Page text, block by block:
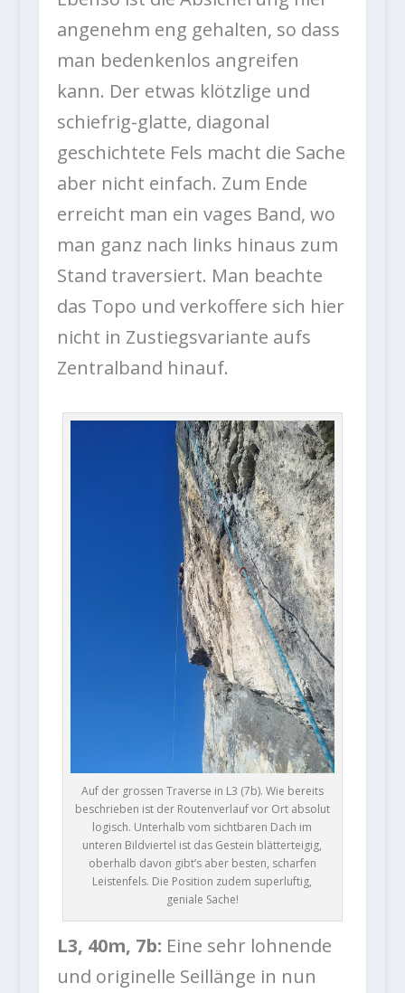
angenehm eng gehalten, so dass
man bedenkenlos angreifen
kann. Der etwas klötzlige und
schiefrig-glatte, diagonal
geschichtete Fels macht die Sache
aber nicht einfach. Zum Ende
erreicht man ein vages Band, wo
man ganz nach links hinaus zum
Stand traversiert. Man beachte
das Topo und verkoffere sich hier
nicht in Zustiegsvariante aufs
Zentralband hinauf.
Auf der grossen Traverse in L3 (7b). Wie bereits
beschrieben ist der Routenverlauf vor Ort absolut
logisch. Unterhalb vom sichtbaren Dach im
unteren Bildviertel ist das Gestein blätterteigig,
oberhalb davon gibt’s aber besten, scharfen
Leistenfels. Die Position zudem superluftig,
geniale Sache!
L3, 40m, 7b: Eine sehr lohnende
und originelle Seillänge in nun